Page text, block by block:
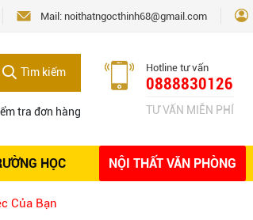
Mail: noithatngocthinh68@gmail.com
Tìm kiếm
tra đơn hàng
Hotline tư vấn
0888830126
TƯ VẤN MIỄN PHÍ
HỌC NỘI THẤT VĂN PHÒNG
Của Bạn